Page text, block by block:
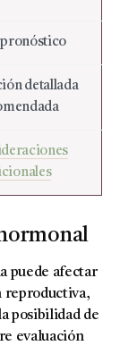
pronóstico
detallada
puede afectar
reproductiva,
posibilidad de
evaluación